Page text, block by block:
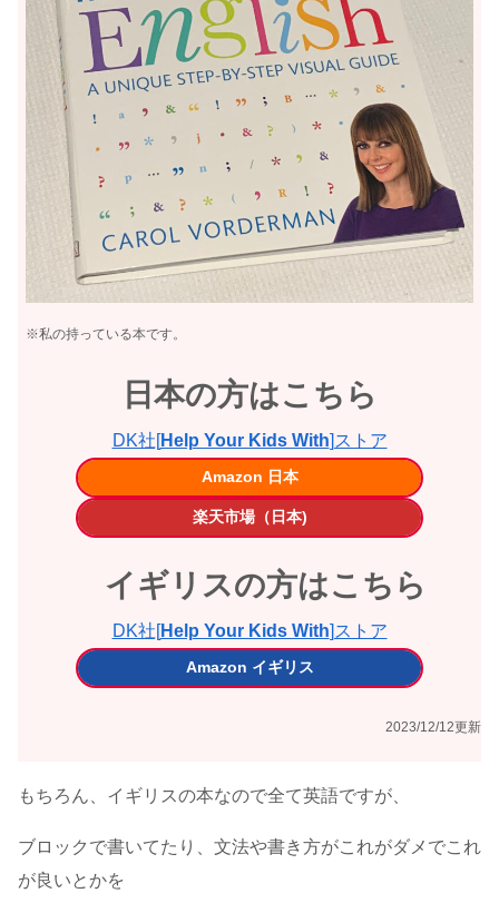
※私の持っている本です。
日本の方はこちら
DK社[Help Your Kids With]ストア
Amazon 日本
楽天市場（日本)
イギリスの方はこちら
DK社[Help Your Kids With]ストア
Amazon イギリス
2023/12/12更新
もちろん、イギリスの本なので全て英語ですが、
ブロックで書いてたり、文法や書き方がこれがダメでこれ
が良いとかを